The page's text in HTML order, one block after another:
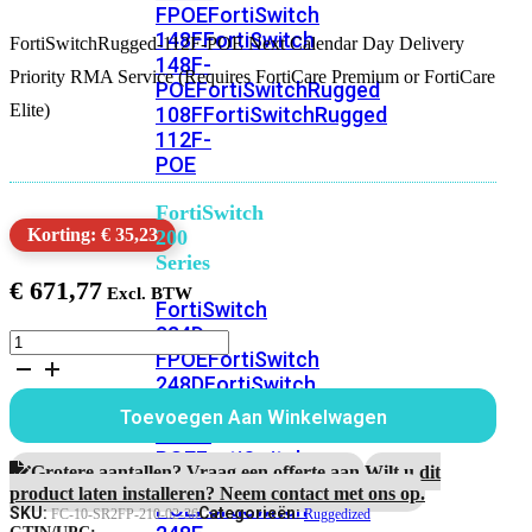
FPOEFortiSwitch
148FFortiSwitch
148F-
POEFortiSwitchRugged
108FFortiSwitchRugged
112F-
POE
FortiSwitch
200
Series
FortiSwitch
224D-
FPOEFortiSwitch
248DFortiSwitch
224EFortiswitch
224E-
POEFortiSwitch
248E-
POEFortiSwitch
FortiSwitchRugged-112F-POE Next Calendar Day Delivery
Priority RMA Service (Requires FortiCare Premium or FortiCare
Elite)
Korting: € 35,23
€ 671,77
FortiSwitchRugged-
112F-
3
Jaar
Next
Calendar
Day
Delivery
Toevoegen Aan Winkelwagen
Grotere aantallen? Vraag een offerte aan.Wilt u dit
product laten installeren? Neem contact met ons op.
SKU:FC-10-SR2FP-210-02-36Categorieën:Ruggedized